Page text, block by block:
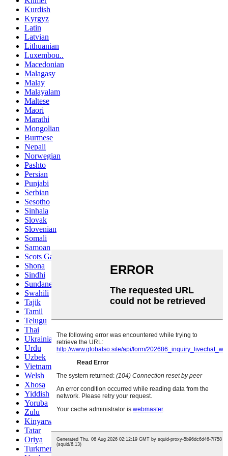
Kurdish
Kyrgyz
Latin
Latvian
Lithuanian
Luxembou..
Macedonian
Malagasy
Malay
Malayalam
Maltese
Maori
Marathi
Mongolian
Burmese
Nepali
Norwegian
Pashto
Persian
Punjabi
Serbian
Sesotho
Sinhala
Slovak
Slovenian
Somali
Samoan
Scots Gaelic
Shona
Sindhi
Sundanese
Swahili
Tajik
Tamil
Telugu
Thai
Ukrainian
Urdu
Uzbek
Vietnamese
Welsh
Xhosa
Yiddish
Yoruba
Zulu
Kinyarwanda
Tatar
Oriya
Turkmen